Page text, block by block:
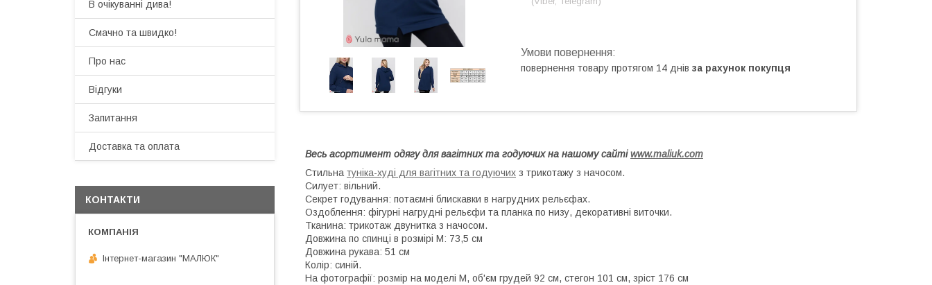
повернення товару протягом 14 днів за рахунок покупця
Весь асортимент одягу для вагітних та годуючих на нашому сайтіwww.maliuk.com
Стильна туніка-худі для вагітних та годуючих з трикотажу з начосом.
Силует: вільний.
Секрет годування: потаємні блискавки в нагрудних рельєфах.
Оздоблення: фігурні нагрудні рельєфи та планка по низу, декоративні виточки.
Тканина: трикотаж двунитка з начосом.
Довжина по спинці в розмірі М: 73,5 см
Довжина рукава: 51 см
Колір: синій.
На фотографії: розмір на моделі М, об'єм грудей 92 см, стегон 101 см, зріст 176 см
В очікуванні дива!
Смачно та швидко!
Про нас
Відгуки
Запитання
Доставка та оплата
КОНТАКТИ
Інтернет-магазин "МАЛЮК"